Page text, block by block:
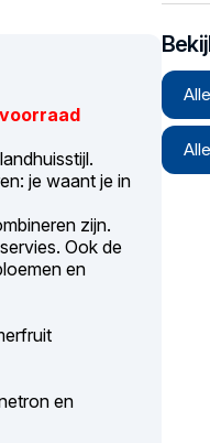
je waant je in
zijn.
Ook de
en
en
Alle
Alle